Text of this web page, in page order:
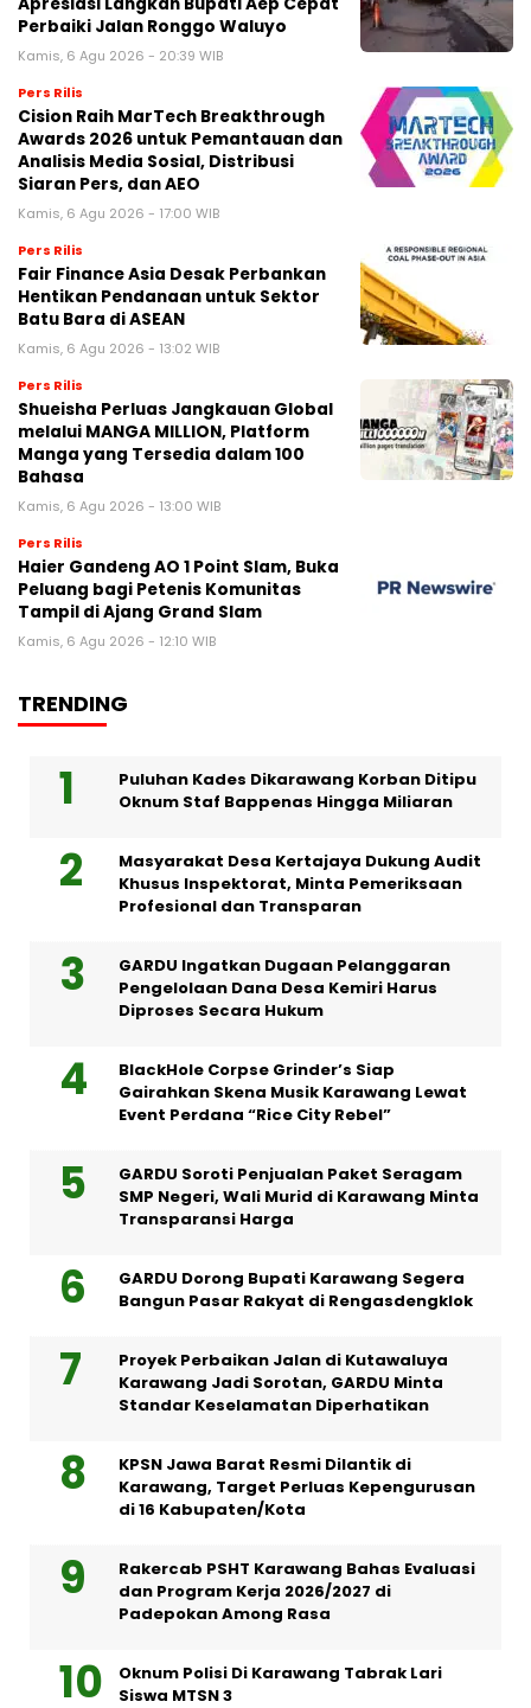
Perbaiki Jalan Ronggo Waluyo
Kamis, 6 Agu 2026 - 20:39 WIB
Pers Rilis
Cision Raih MarTech Breakthrough
Awards 2026 untuk Pemantauan dan
Analisis Media Sosial, Distribusi
Siaran Pers, dan AEO
Kamis, 6 Agu 2026 - 17:00 WIB
Pers Rilis
Fair Finance Asia Desak Perbankan
Hentikan Pendanaan untuk Sektor
Batu Bara di ASEAN
Kamis, 6 Agu 2026 - 13:02 WIB
Pers Rilis
Shueisha Perluas Jangkauan Global
melalui MANGA MILLION, Platform
Manga yang Tersedia dalam 100
Bahasa
Kamis, 6 Agu 2026 - 13:00 WIB
Pers Rilis
Haier Gandeng AO 1 Point Slam, Buka
Peluang bagi Petenis Komunitas
Tampil di Ajang Grand Slam
Kamis, 6 Agu 2026 - 12:10 WIB
TRENDING
Puluhan Kades Dikarawang Korban Ditipu
Oknum Staf Bappenas Hingga Miliaran
Masyarakat Desa Kertajaya Dukung Audit
Khusus Inspektorat, Minta Pemeriksaan
Profesional dan Transparan
GARDU Ingatkan Dugaan Pelanggaran
Pengelolaan Dana Desa Kemiri Harus
Diproses Secara Hukum
BlackHole Corpse Grinder’s Siap
Gairahkan Skena Musik Karawang Lewat
Event Perdana “Rice City Rebel”
GARDU Soroti Penjualan Paket Seragam
SMP Negeri, Wali Murid di Karawang Minta
Transparansi Harga
GARDU Dorong Bupati Karawang Segera
Bangun Pasar Rakyat di Rengasdengklok
Proyek Perbaikan Jalan di Kutawaluya
Karawang Jadi Sorotan, GARDU Minta
Standar Keselamatan Diperhatikan
KPSN Jawa Barat Resmi Dilantik di
Karawang, Target Perluas Kepengurusan
di 16 Kabupaten/Kota
Rakercab PSHT Karawang Bahas Evaluasi
dan Program Kerja 2026/2027 di
Padepokan Among Rasa
Oknum Polisi Di Karawang Tabrak Lari
Siswa MTSN 3